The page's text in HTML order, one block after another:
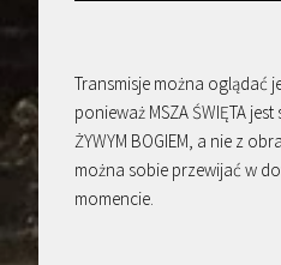
Transmisje można oglądać
ponieważ MSZA ŚWIĘTA
ŻYWYM BOGIEM, a nie z
można sobie przewijać w
momencie.